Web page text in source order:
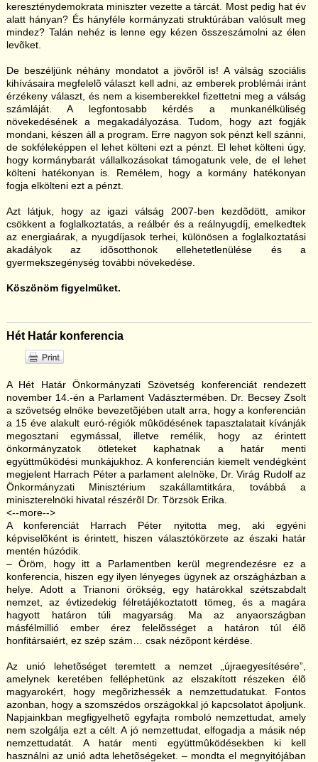
kereszténydemokrata miniszter vezette a tárcát. Most pedig hat év
alatt hányan? És hányféle kormányzati struktúrában valósult meg
mindez? Talán nehéz is lenne egy kézen összeszámolni az élen
levõket.
De beszéljünk néhány mondatot a jövõrõl is! A válság szociális
kihívásaira megfelelõ választ kell adni, az emberek problémái iránt
érzékeny választ, és nem a kisemberekkel fizettetni meg a válság
számláját. A legfontosabb kérdés a munkanélküliség
növekedésének a megakadályozása. Tudom, hogy azt fogják
mondani, készen áll a program. Erre nagyon sok pénzt kell szánni,
de sokféleképpen el lehet költeni ezt a pénzt. El lehet költeni úgy,
hogy kormánybarát vállalkozásokat támogatunk vele, de el lehet
költeni hatékonyan is. Remélem, hogy a kormány hatékonyan
fogja elkölteni ezt a pénzt.
Azt látjuk, hogy az igazi válság 2007-ben kezdõdött, amikor
csökkent a foglalkoztatás, a reálbér és a reálnyugdíj, emelkedtek
az energiaárak, a nyugdíjasok terhei, különösen a foglalkoztatási
akadályok az idõsotthonok ellehetetlenülése és a
gyermekszegénység további növekedése.
Köszönöm figyelmüket.
Hét Határ konferencia
A Hét Határ Önkormányzati Szövetség konferenciát rendezett
november 14.-én a Parlament Vadásztermében. Dr. Becsey Zsolt
a szövetség elnöke bevezetõjében utalt arra, hogy a konferencián
a 15 éve alakult euró-régiók mûködésének tapasztalatait kívánják
megosztani egymással, illetve remélik, hogy az érintett
önkormányzatok ötleteket kaphatnak a határ menti
együttmûködési munkájukhoz. A konferencián kiemelt vendégként
megjelent Harrach Péter a parlament alelnöke, Dr. Virág Rudolf az
Önkormányzati Minisztérium szakállamtitkára, továbbá a
miniszterelnöki hivatal részérõl Dr. Törzsök Erika.
<--more-->
A konferenciát Harrach Péter nyitotta meg, aki egyéni
képviselõként is érintett, hiszen választókörzete az északi határ
mentén húzódik.
– Öröm, hogy itt a Parlamentben kerül megrendezésre ez a
konferencia, hiszen egy ilyen lényeges ügynek az országházban a
helye. Adott a Trianoni örökség, egy határokkal szétszabdalt
nemzet, az évtizedekig félretájékoztatott tömeg, és a magára
hagyott határon túli magyarság. Ma az anyaországban
másfélmillió ember érez felelõsséget a határon túl élõ
honfitársaiért, ez szép szám… csak nézõpont kérdése.
Az unió lehetõséget teremtett a nemzet „újraegyesítésére”,
amelynek keretében felléphetünk az elszakított részeken élõ
magyarokért, hogy megõrizhessék a nemzettudatukat. Fontos
azonban, hogy a szomszédos országokkal jó kapcsolatot ápoljunk.
Napjainkban megfigyelhetõ egyfajta romboló nemzettudat, amely
nem szolgálja ezt a célt. A jó nemzettudat, elfogadja a másik nép
nemzettudatát. A határ menti együttmûködésekben ki kell
használni az unió adta lehetõségeket. – mondta el megnyitójában